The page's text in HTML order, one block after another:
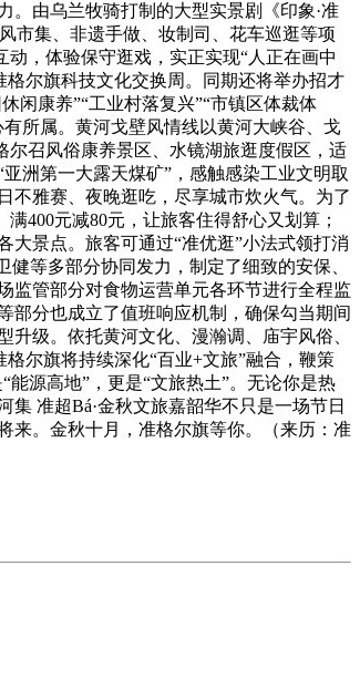
。由乌兰牧骑打制的大型实景剧《印象·准
市集、非遗手做、妆制司、花车巡逛等项
，体验保守逛戏，实正实现“人正在画中
尔旗科技文化交换周。同期还将举办招才
闲康养”“工业村落复兴”“市镇区体裁体
所属。黄河戈壁风情线以黄河大峡谷、戈
尔召风俗康养景区、水镜湖旅逛度假区，适
洲第一大露天煤矿”，感触感染工业文明取
不雅赛、夜晚逛吃，尽享城市炊火气。为了
400元减80元，让旅客住得舒心又划算；
大景点。旅客可通过“准优逛”小法式领打消
等多部分协同发力，制定了细致的安保、
监管部分对食物运营单元各环节进行全程监
部分也成立了值班响应机制，确保勾当期间
级。依托黄河文化、漫瀚调、庙宇风俗、
尔旗将持续深化“百业+文旅”融合，鞭策
能源高地”，更是“文旅热土”。无论你是热
准超Bá·金秋文旅嘉韶华不只是一场节日
来。金秋十月，准格尔旗等你。（来历：准